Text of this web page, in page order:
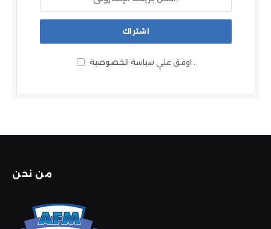
اوفق علي سياسة الخصوصية .
من نحن